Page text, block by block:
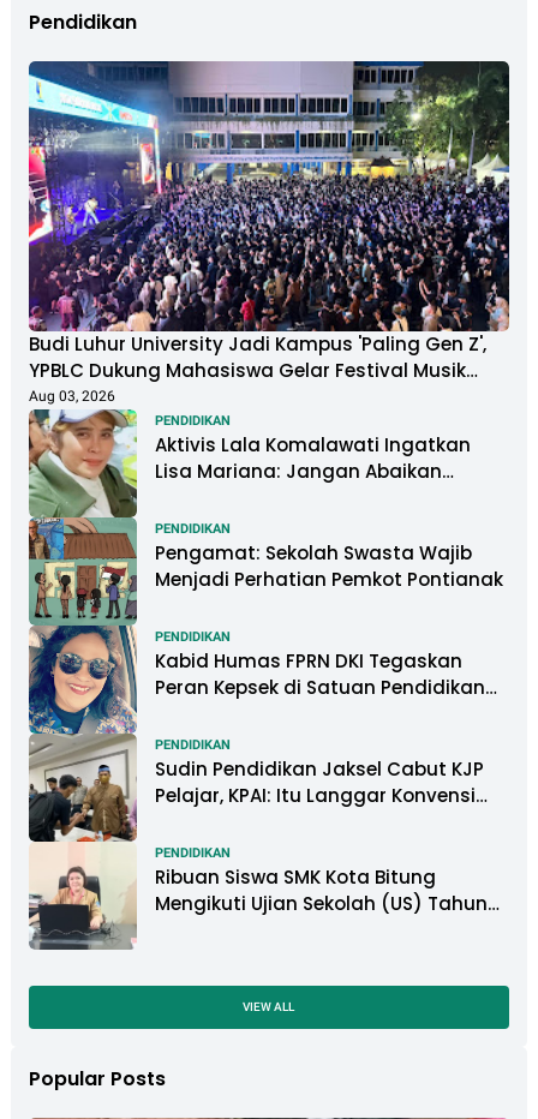
Pendidikan
Budi Luhur University Jadi Kampus 'Paling Gen Z',
YPBLC Dukung Mahasiswa Gelar Festival Musik
Berkapasitas Ribuan Penonton
Aug 03, 2026
PENDIDIKAN
Aktivis Lala Komalawati Ingatkan
Lisa Mariana: Jangan Abaikan
DNA
PENDIDIKAN
Pengamat: Sekolah Swasta Wajib
Menjadi Perhatian Pemkot Pontianak
PENDIDIKAN
Kabid Humas FPRN DKI Tegaskan
Peran Kepsek di Satuan Pendidikan
PENDIDIKAN
Sudin Pendidikan Jaksel Cabut KJP
Pelajar, KPAI: Itu Langgar Konvensi
PENDIDIKAN
Ribuan Siswa SMK Kota Bitung
Mengikuti Ujian Sekolah (US) Tahun
VIEW ALL
Popular Posts